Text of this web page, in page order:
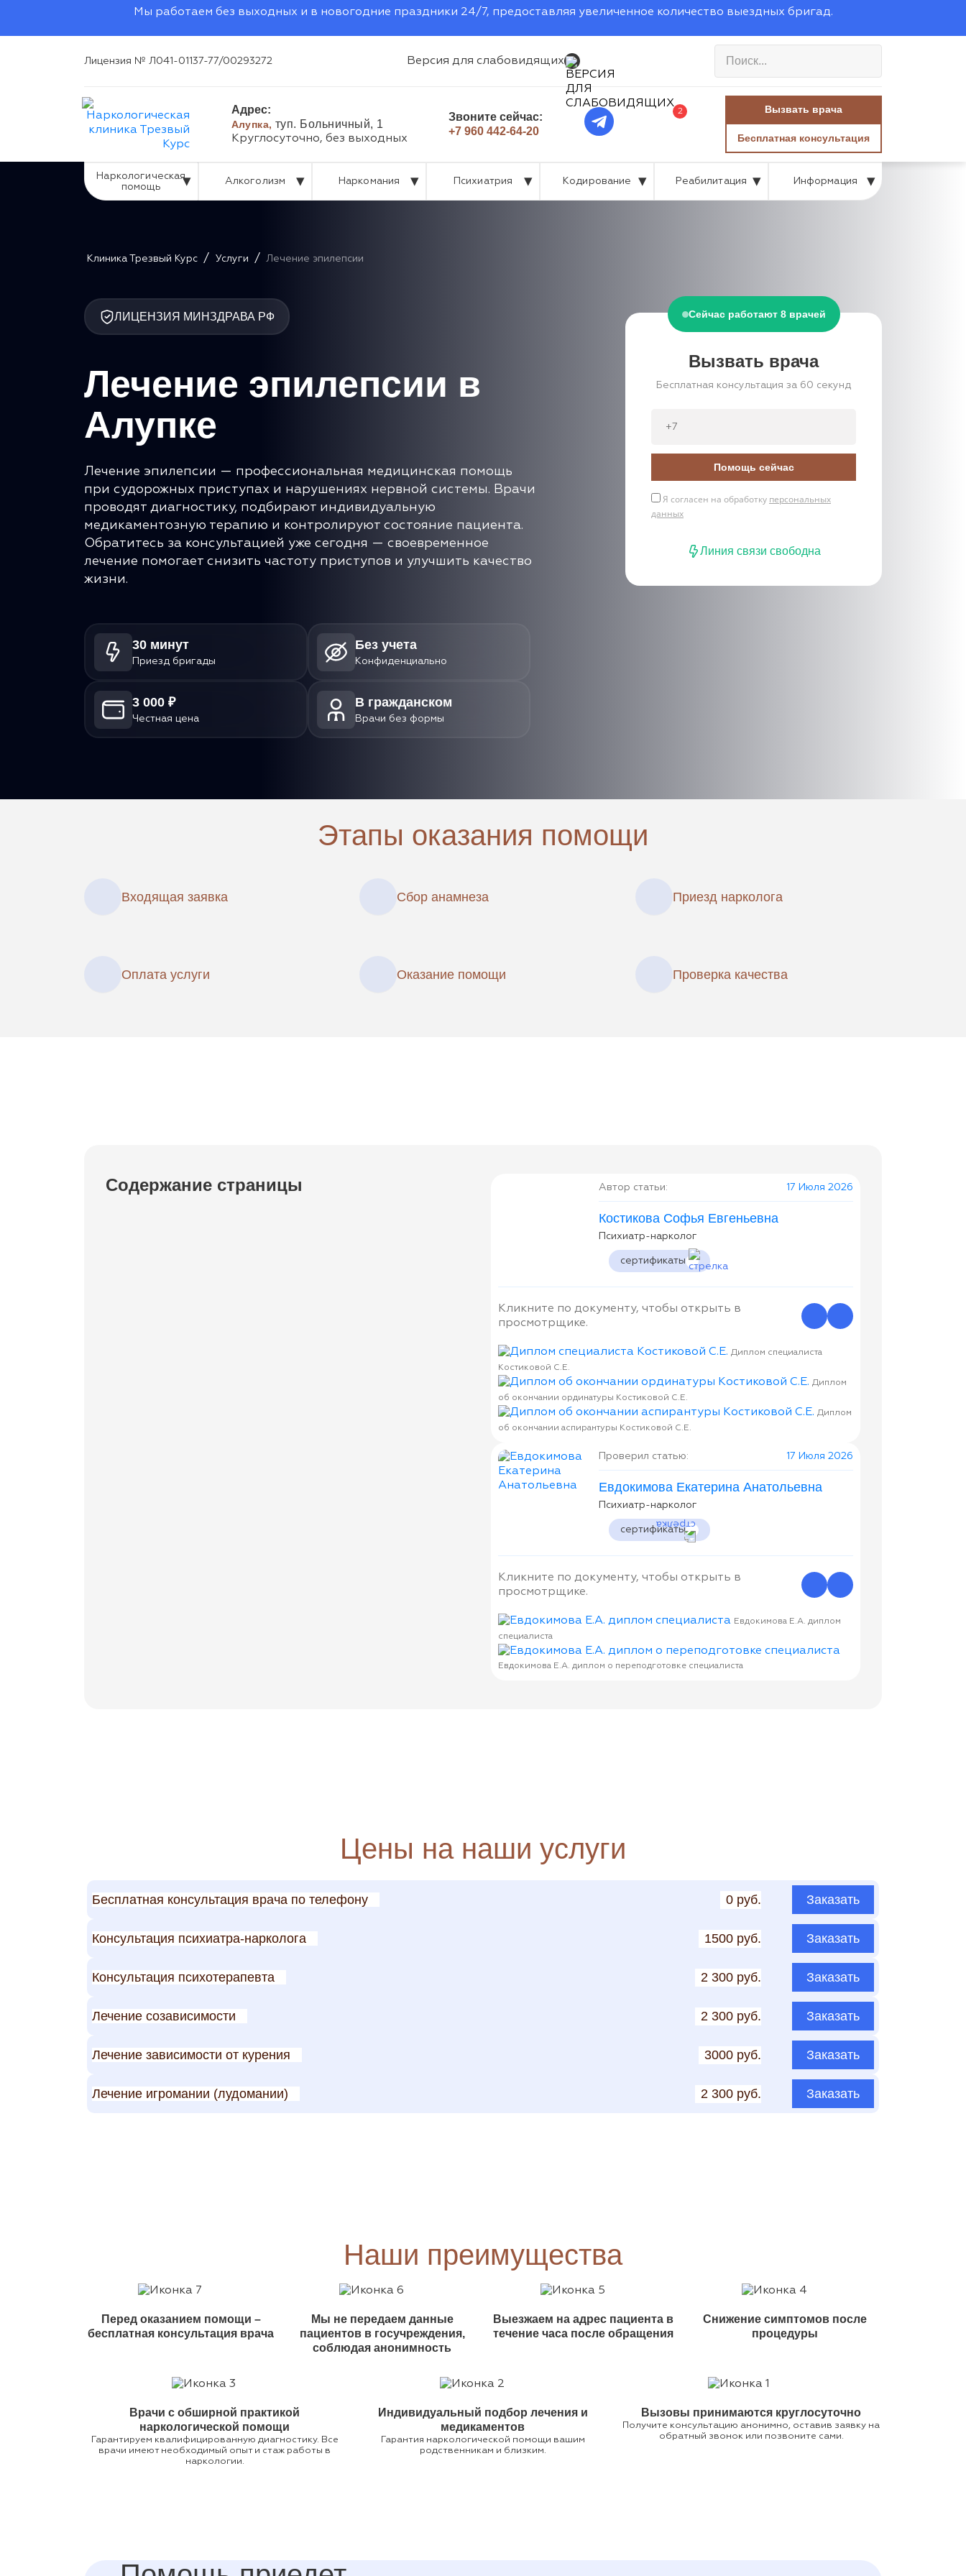
Мы работаем без выходных и в новогодние праздники 24/7, предоставляя увеличенное количество выездных бригад.
Лицензия № Л041-01137-77/00293272 Версия для слабовидящих
Адрес:
Алупка, туп. Больничный, 1
Круглосуточно, без выходных
Звоните сейчас:
+7 960 442-64-20
2 Вызвать врача
Бесплатная консультация
Наркологическая
помощь
Алкоголизм Наркомания Психиатрия Кодирование Реабилитация Информация
Клиника Трезвый Курс / Услуги / Лечение эпилепсии
ЛИЦЕНЗИЯ МИНЗДРАВА РФ
Лечение эпилепсии в
Алупке
Лечение эпилепсии — профессиональная медицинская помощь
при судорожных приступах и нарушениях нервной системы. Врачи
проводят диагностику, подбирают индивидуальную
медикаментозную терапию и контролируют состояние пациента.
Обратитесь за консультацией уже сегодня — своевременное
лечение помогает снизить частоту приступов и улучшить качество
жизни.
30 минут
Приезд бригады
Без учета
Конфиденциально
3 000 ₽
Честная цена
В гражданском
Врачи без формы
Сейчас работают 8 врачей
Вызвать врача
Бесплатная консультация за 60 секунд
Помощь сейчас
Я согласен на обработку персональных
данных
Линия связи свободна
Этапы оказания помощи
Входящая заявка Сбор анамнеза Приезд нарколога
Оплата услуги Оказание помощи Проверка качества
Содержание страницы Автор статьи: 17 Июля 2026
Костикова Софья Евгеньевна
Психиатр-нарколог
сертификаты
Кликните по документу, чтобы открыть в
просмотрщике.
Диплом специалиста
Костиковой С.Е.
Диплом
об окончании ординатуры Костиковой С.Е.
Диплом
об окончании аспирантуры Костиковой С.Е.
Проверил статью: 17 Июля 2026
Евдокимова Екатерина Анатольевна
Психиатр-нарколог
сертификаты
Кликните по документу, чтобы открыть в
просмотрщике.
Евдокимова Е.А. диплом
специалиста
Евдокимова Е.А. диплом о переподготовке специалиста
Цены на наши услуги
Бесплатная консультация врача по телефону 0 руб. Заказать
Консультация психиатра-нарколога 1500 руб. Заказать
Консультация психотерапевта 2 300 руб. Заказать
Лечение созависимости 2 300 руб. Заказать
Лечение зависимости от курения 3000 руб. Заказать
Лечение игромании (лудомании) 2 300 руб. Заказать
Наши преимущества
Перед оказанием помощи –
бесплатная консультация врача
Мы не передаем данные
пациентов в госучреждения,
соблюдая анонимность
Выезжаем на адрес пациента в
течение часа после обращения
Снижение симптомов после
процедуры
Врачи с обширной практикой
наркологической помощи
Гарантируем квалифицированную диагностику. Все
врачи имеют необходимый опыт и стаж работы в
наркологии.
Индивидуальный подбор лечения и
медикаментов
Гарантия наркологической помощи вашим
родственникам и близким.
Вызовы принимаются круглосуточно
Получите консультацию анонимно, оставив заявку на
обратный звонок или позвоните сами.